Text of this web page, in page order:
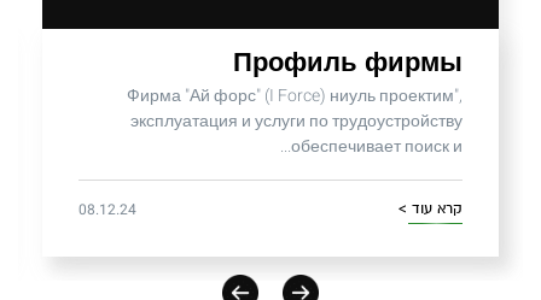
Профиль фирмы
Фирма "Ай форс" (I Force) ниуль проектим",
эксплуатация и услуги по трудоустройству
обеспечивает поиск и...
קרא עוד > 08.12.24